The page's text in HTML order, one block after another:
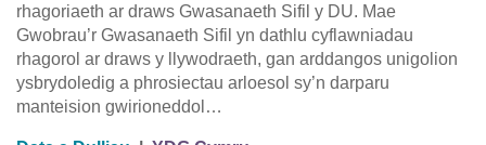
rhagoriaeth ar draws Gwasanaeth Sifil y DU. Mae
Gwobrau’r Gwasanaeth Sifil yn dathlu cyflawniadau
rhagorol ar draws y llywodraeth, gan arddangos unigolion
ysbrydoledig a phrosiectau arloesol sy’n darparu
manteision gwirioneddol…